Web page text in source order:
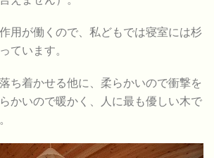
用が働くので、私どもでは寝室には杉
ています。
ち着かせる他に、柔らかいので衝撃を
かいので暖かく、人に最も優しい木で